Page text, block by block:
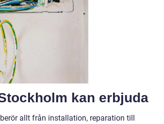
kan erbjuda
allt från installation, reparation till